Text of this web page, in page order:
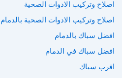
اصلاح وتركيب الادوات الصحية
اصلاح وتركيب الادوات الصحية بالدمام
افضل سباك بالدمام
افضل سباك في الدمام
اقرب سباك